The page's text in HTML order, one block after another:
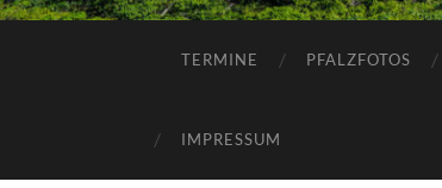
TERMINE PFALZFOTOS
IMPRESSUM